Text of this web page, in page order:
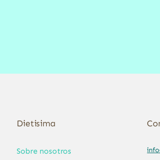
Dietisima
Sobre nosotros